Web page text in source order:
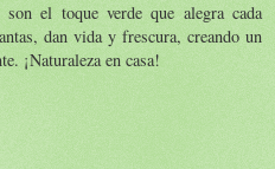
el toque verde que alegra cada
dan vida y frescura, creando un
¡Naturaleza en casa!